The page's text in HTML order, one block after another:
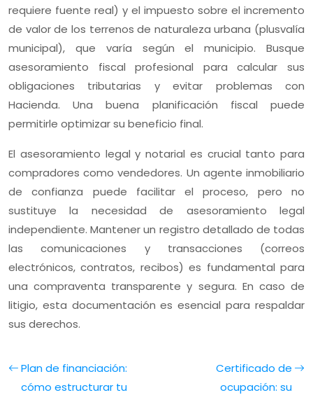
requiere fuente real) y el impuesto sobre el incremento
de valor de los terrenos de naturaleza urbana (plusvalía
municipal), que varía según el municipio. Busque
asesoramiento fiscal profesional para calcular sus
obligaciones tributarias y evitar problemas con
Hacienda. Una buena planificación fiscal puede
permitirle optimizar su beneficio final.
El asesoramiento legal y notarial es crucial tanto para
compradores como vendedores. Un agente inmobiliario
de confianza puede facilitar el proceso, pero no
sustituye la necesidad de asesoramiento legal
independiente. Mantener un registro detallado de todas
las comunicaciones y transacciones (correos
electrónicos, contratos, recibos) es fundamental para
una compraventa transparente y segura. En caso de
litigio, esta documentación es esencial para respaldar
sus derechos.
Plan de financiación:
cómo estructurar tu
Certificado de
ocupación: su